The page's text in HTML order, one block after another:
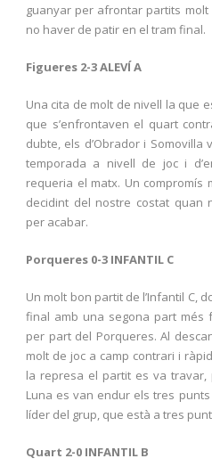
guanyar per afrontar partits molt
no haver de patir en el tram final.
Figueres 2-3 ALEVÍ A
Una cita de molt de nivell la que
que s’enfrontaven el quart
dubte, els d’Obrador i
temporada a nivell de joc i
requeria el matx. Un compromís
decidint del nostre costat quan
per acabar.
Porqueres 0-3 INFANTIL C
Un molt bon partit de l’Infantil C,
final amb una segona part més
per part del Porqueres. Al
molt de joc a camp contrari i
la represa el partit es va
Luna es van endur els tres
líder del grup, que està a tres
Quart 2-0 INFANTIL B